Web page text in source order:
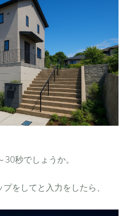
秒でしょうか。
をしてと入力をしたら、